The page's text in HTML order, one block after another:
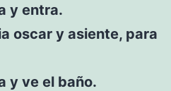
y entra.
oscar y asiente, para
y ve el baño.